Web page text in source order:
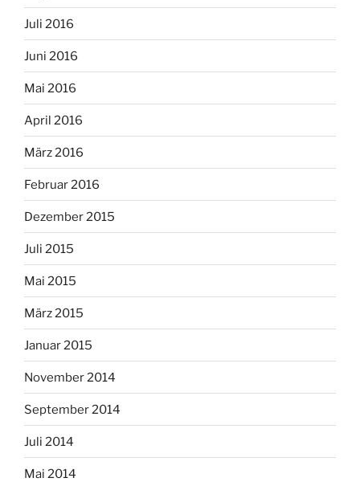
Juli 2016
Juni 2016
Mai 2016
April 2016
März 2016
Februar 2016
Dezember 2015
Juli 2015
Mai 2015
März 2015
Januar 2015
November 2014
September 2014
Juli 2014
Mai 2014